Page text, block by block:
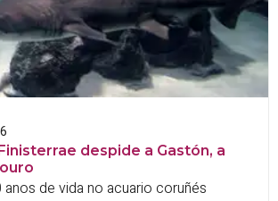
despide a Gastón, a
anos de vida no acuario coruñés